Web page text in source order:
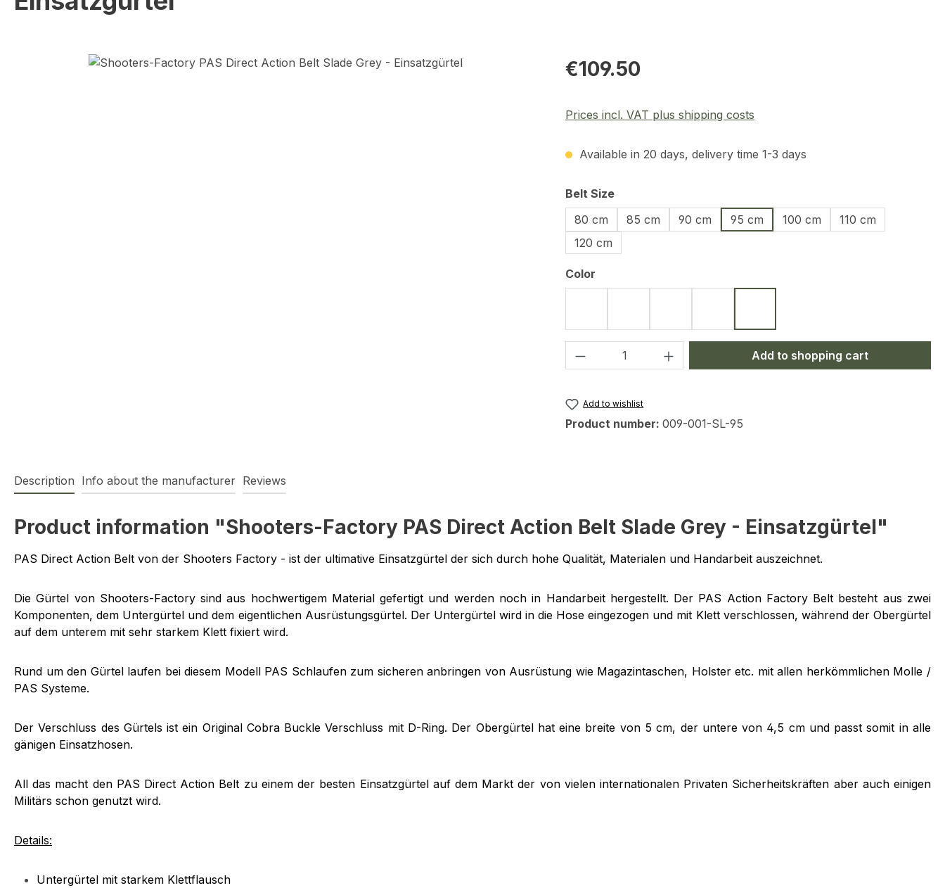
Skip image gallery Regular price:
€109.50
Prices incl. VAT plus shipping costs
Available in 20 days, delivery time 1-3 days
Select
Belt Size
80 cm
85 cm 90 cm 95 cm 100 cm
110 cm
120 cm
Select
Color
Product Quantity: Enter the desired amount
Add to shopping cart
Add to wishlist
Product number: 009-001-SL-95
Description Info about the manufacturer Reviews
Product information "Shooters-Factory PAS Direct Action Belt Slade Grey - Einsatzgürtel"
PAS Direct Action Belt von der Shooters Factory - ist der ultimative Einsatzgürtel der sich durch hohe Qualität, Materialen und Handarbeit auszeichnet.
Die Gürtel von Shooters-Factory sind aus hochwertigem Material gefertigt und werden noch in Handarbeit hergestellt. Der PAS Action Factory Belt besteht aus zwei
Komponenten, dem Untergürtel und dem eigentlichen Ausrüstungsgürtel. Der Untergürtel wird in die Hose eingezogen und mit Klett verschlossen, während der Obergürtel
auf dem unterem mit sehr starkem Klett fixiert wird.
Rund um den Gürtel laufen bei diesem Modell PAS Schlaufen zum sicheren anbringen von Ausrüstung wie Magazintaschen, Holster etc. mit allen herkömmlichen Molle /
PAS Systeme.
Der Verschluss des Gürtels ist ein Original Cobra Buckle Verschluss mit D-Ring. Der Obergürtel hat eine breite von 5 cm, der untere von 4,5 cm und passt somit in alle
gänigen Einsatzhosen.
All das macht den PAS Direct Action Belt zu einem der besten Einsatzgürtel auf dem Markt der von vielen internationalen Privaten Sicherheitskräften aber auch einigen
Militärs schon genutzt wird.
Details:
Untergürtel mit starkem Klettflausch